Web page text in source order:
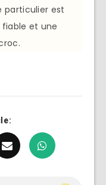
particulier est
et une